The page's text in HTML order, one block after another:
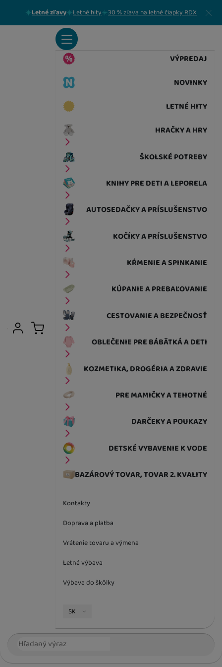
Letné zľavy Letné hity 30 % zľava na letné čiapky RDX Zavrieť
VÝPREDAJ
NOVINKY
LETNÉ HITY
HRAČKY A HRY
ŠKOLSKÉ POTREBY
KNIHY PRE DETI A LEPORELA
AUTOSEDAČKY A PRÍSLUŠENSTVO
KOČÍKY A PRÍSLUŠENSTVO
KŔMENIE A SPINKANIE
KÚPANIE A PREBAĽOVANIE
CESTOVANIE A BEZPEČNOSŤ
OBLEČENIE PRE BÁBÄTKÁ A DETI
KOZMETIKA, DROGÉRIA A ZDRAVIE
PRE MAMIČKY A TEHOTNÉ
DARČEKY A POUKAZY
DETSKÉ VYBAVENIE K VODE
BAZÁROVÝ TOVAR, TOVAR 2. KVALITY
Kontakty
Doprava a platba
Vrátenie tovaru a výmena
Letná výbava
Výbava do škôlky
Jazyková verzia
SK
Vyhľadávanie
Užívateľská sekcia
Prihlásiť sa
Košík